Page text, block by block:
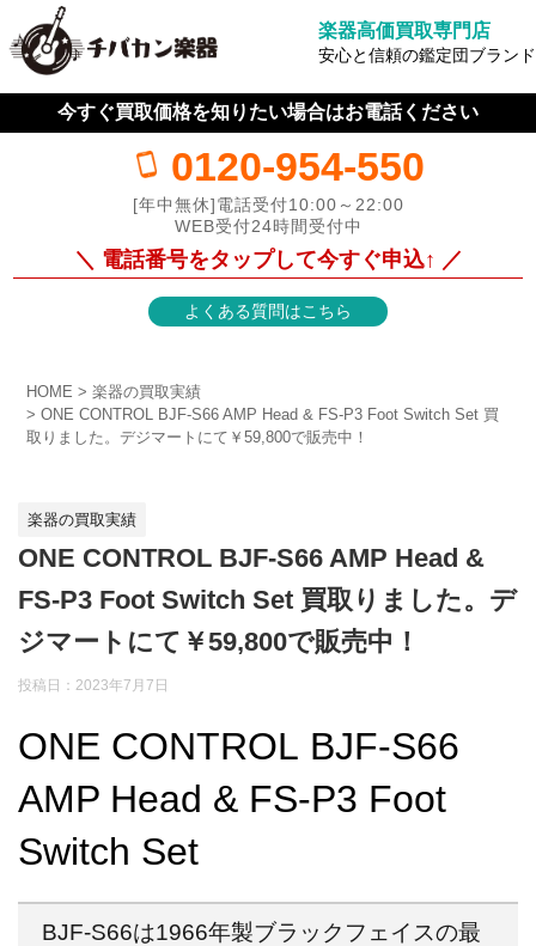
楽器高価買取専門店
安心と信頼の鑑定団ブランド
今すぐ買取価格を知りたい場合はお電話ください
0120-954-550
[年中無休]電話受付10:00～22:00
WEB受付24時間受付中
＼ 電話番号をタップして今すぐ申込↑ ／
よくある質問はこちら
HOME
楽器の買取実績
ONE CONTROL BJF-S66 AMP Head & FS-P3 Foot Switch Set 買
取りました。デジマートにて￥59,800で販売中！
楽器の買取実績
ONE CONTROL BJF-S66 AMP Head &
FS-P3 Foot Switch Set 買取りました。デ
ジマートにて￥59,800で販売中！
投稿日：2023年7月7日
ONE CONTROL BJF-S66
AMP Head & FS-P3 Foot
Switch Set
BJF-S66は1966年製ブラックフェイスの最